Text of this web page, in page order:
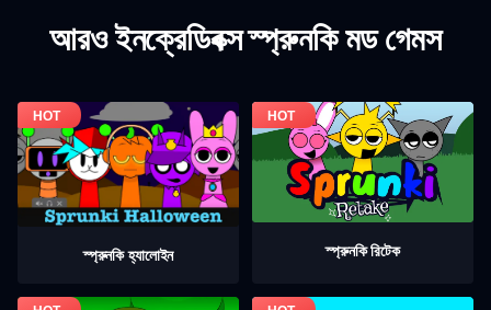
আরও ইনক্রেডিবক্স স্প্রুনকি মড গেমস
স্প্রুনকি হ্যালোইন স্প্রুনকি রিটেক